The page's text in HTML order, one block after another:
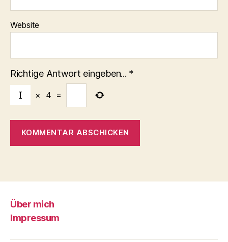
Website
Richtige Antwort eingeben... *
× 4 =
Über mich
Impressum